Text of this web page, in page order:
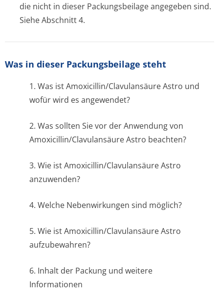
die nicht in dieser Packungsbeilage angegeben sind.
Siehe Abschnitt 4.
Was in dieser Packungsbeilage steht
1. Was ist Amoxicillin/Cla­vulansäure Astro und
wofür wird es angewendet?
2. Was sollten Sie vor der Anwendung von
Amoxicillin/Cla­vulansäure Astro beachten?
3. Wie ist Amoxicillin/Cla­vulansäure Astro
anzuwenden?
4. Welche Nebenwirkungen sind möglich?
5. Wie ist Amoxicillin/Cla­vulansäure Astro
aufzubewahren?
6. Inhalt der Packung und weitere
Informationen